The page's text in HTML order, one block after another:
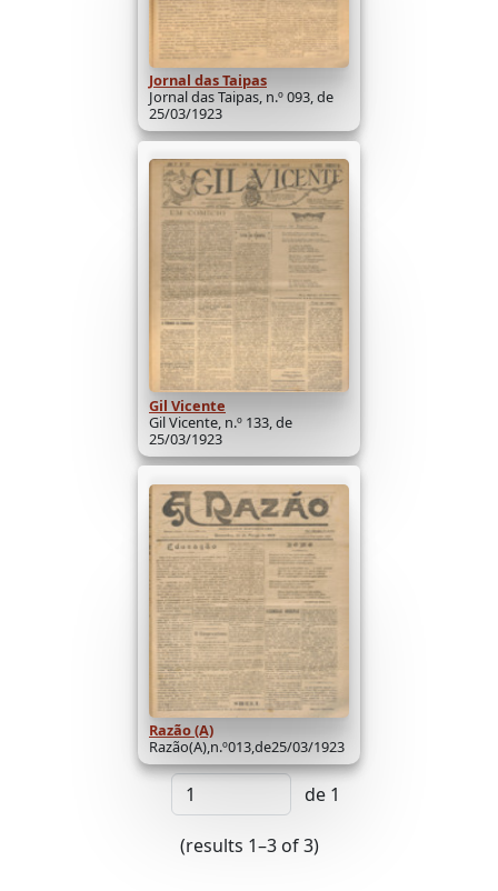
Jornal das Taipas
Jornal das Taipas, n.º 093, de
25/03/1923
Gil Vicente
Gil Vicente, n.º 133, de
25/03/1923
Razão (A)
Razão(A),n.º013,de25/03/1923
de 1
(results 1–3 of 3)